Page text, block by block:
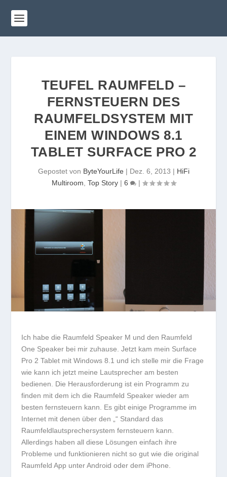
TEUFEL RAUMFELD –
FERNSTEUERN DES
RAUMFELDSYSTEM MIT
EINEM WINDOWS 8.1
TABLET SURFACE PRO 2
Gepostet von ByteYourLife | Dez. 6, 2013 | HiFi
Multiroom Top Story| 6 |
Ich habe die Raumfeld Speaker M und den Raumfeld
One Speaker bei mir zuhause. Jetzt kam mein Surface
Pro 2 Tablet mit Windows 8.1 und ich stelle mir die Frage
wie kann ich jetzt meine Lautsprecher am besten
bedienen. Die Herausforderung ist ein Programm zu
finden mit dem ich die Raumfeld Speaker wieder am
besten fernsteuern kann. Es gibt einige Programme im
Internet mit denen über den „“ Standard das
Raumfeldlautsprechersystem fernsteuern kann.
Allerdings haben all diese Lösungen einfach ihre
Probleme und funktionieren nicht so gut wie die original
Raumfeld App unter Android oder dem iPhone.